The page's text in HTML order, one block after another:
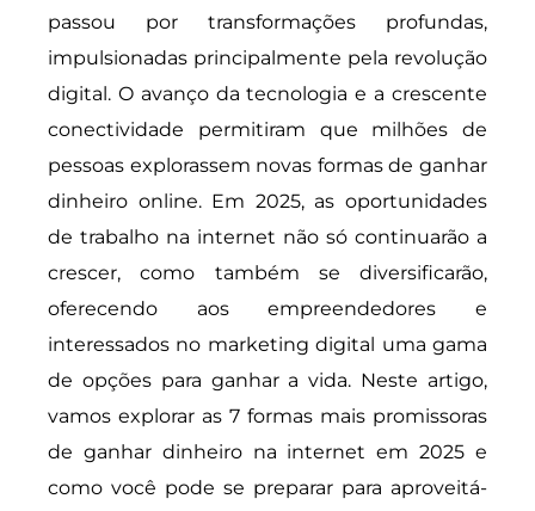
passou por transformações profundas,
impulsionadas principalmente pela revolução
digital. O avanço da tecnologia e a crescente
conectividade permitiram que milhões de
pessoas explorassem novas formas de ganhar
dinheiro online. Em 2025, as oportunidades
de trabalho na internet não só continuarão a
crescer, como também se diversificarão,
oferecendo aos empreendedores e
interessados no marketing digital uma gama
de opções para ganhar a vida. Neste artigo,
vamos explorar as 7 formas mais promissoras
de ganhar dinheiro na internet em 2025 e
como você pode se preparar para aproveitá-